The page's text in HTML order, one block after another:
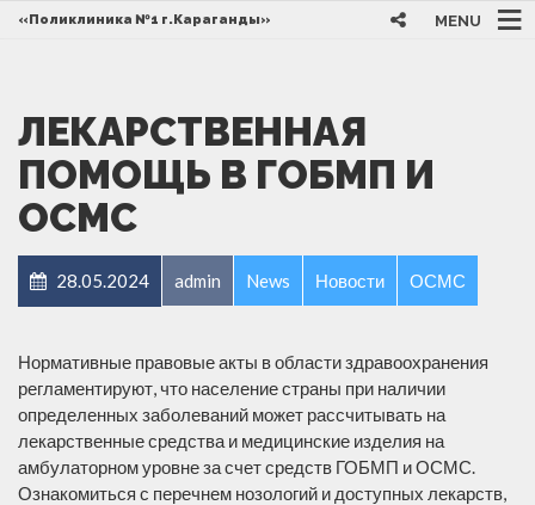
«Поликлиника №1 г.Караганды» MENU
ЛЕКАРСТВЕННАЯ
ПОМОЩЬ В ГОБМП И
ОСМС
28.05.2024 admin News Новости ОСМС
Нормативные правовые акты в области здравоохранения
регламентируют, что население страны при наличии
определенных заболеваний может рассчитывать на
лекарственные средства и медицинские изделия на
амбулаторном уровне за счет средств ГОБМП и ОСМС.
Ознакомиться с перечнем нозологий и доступных лекарств,